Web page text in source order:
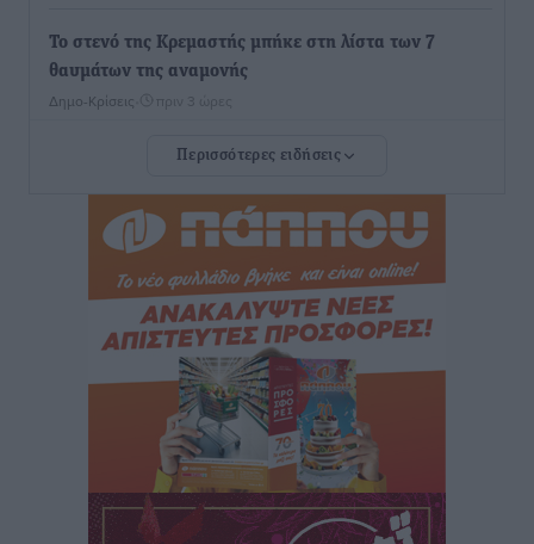
Το στενό της Κρεμαστής μπήκε στη λίστα των 7
θαυμάτων της αναμονής
Δημο-Κρίσεις πριν 3 ώρες
ΣΕΤΕ: Σημαντική θεσμική εξέλιξη η ΚΥΑ για το ΕΧΠ
για τον τουρισμό
• πριν 4 ώρες
Γ. Χατζημάρκος: “Δύο μεγάλες δεσμεύσεις
Γεωργιάδη” – Κίνητρα για τους γιατρούς των νησιών
και συνεργασία Ρόδου με το Αττικόν για το
Ακτινοθεραπευτικό
πριν 4 ώρες
Σούπερ μάρκετ: Διευρύνεται η εθνική πρωτοβουλία
για τις τιμές – Eρχονται νέες συμμετοχές εταιρειών
πριν 4 ώρες
Περισσότερες ειδήσεις